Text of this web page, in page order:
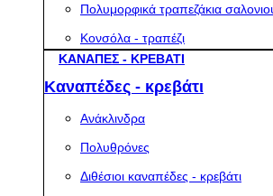
Πολυμορφικά τραπεζάκια
Κονσόλα - τραπέζι
ΚΑΝΑΠΕΣ - ΚΡΕΒΑΤΙ
Καναπέδες - κρεβάτι
Ανάκλινδρα
Πολυθρόνες
Διθέσιοι καναπέδες - κρεβάτι